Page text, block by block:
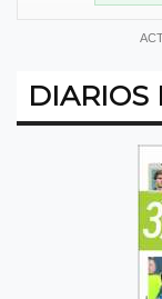
DIARIOS